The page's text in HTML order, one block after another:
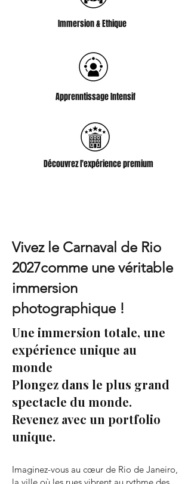
Immersion & Ethique
Apprenntissage Intensif
Découvrez l'expérience premium
Vivez le Carnaval de Rio
2027comme une véritable
immersion
photographique !
Une immersion totale, une
expérience unique au
monde
Plongez dans le plus grand
spectacle du monde.
Revenez avec un portfolio
unique.
Imaginez-vous au cœur de Rio de Janeiro,